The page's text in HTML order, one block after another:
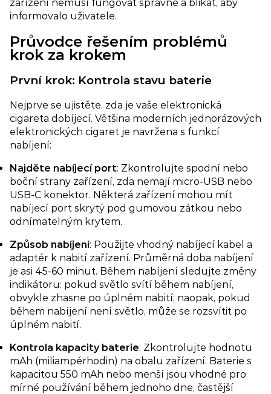
zařízení nemusí fungovat správně a blikat, aby
informovalo uživatele.
Průvodce řešením problémů
krok za krokem
První krok: Kontrola stavu baterie
Nejprve se ujistěte, zda je vaše elektronická
cigareta dobíjecí. Většina moderních jednorázových
elektronických cigaret je navržena s funkcí
nabíjení:
Najděte nabíjecí port: Zkontrolujte spodní nebo
boční strany zařízení, zda nemají micro-USB nebo
USB-C konektor. Některá zařízení mohou mít
nabíjecí port skrytý pod gumovou zátkou nebo
odnímatelným krytem.
Způsob nabíjení​: Použijte vhodný nabíjecí kabel a
adaptér k nabití zařízení. Průměrná doba nabíjení
je asi 45-60 minut. Během nabíjení sledujte změny
indikátoru: pokud světlo svítí během nabíjení,
obvykle zhasne po úplném nabití; naopak, pokud
během nabíjení není světlo, může se rozsvítit po
úplném nabití.
Kontrola kapacity baterie: Zkontrolujte hodnotu
mAh (miliampérhodin) na obalu zařízení. Baterie s
kapacitou 550 mAh nebo menší jsou vhodné pro
mírné používání během jednoho dne, častější